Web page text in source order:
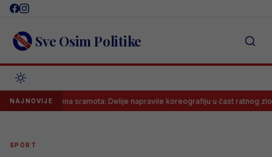
Skip
content Sve Osim Politike
NAJNOVIJE
Neviđena sramota: Delije napravile koreografiju u čast ratnog zločinca
SPORT